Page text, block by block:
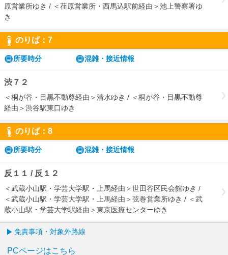
原営業所ゆき / ＜荏原営業所・西馬込駅前経由＞池上警察署ゆ
き
のりば： 7
7
所要時分 混雑・接近情報
渋７２
＜桐が谷・目黒不動尊経由＞清水ゆき / ＜桐が谷・目黒不動尊
経由＞渋谷駅東口ゆき
のりば： 8
8
所要時分 混雑・接近情報
反１１ / 反１２
＜武蔵小山駅・学芸大学駅・上馬経由＞世田谷区民会館ゆき /
＜武蔵小山駅・学芸大学駅・上馬経由＞弦巻営業所ゆき / ＜武
蔵小山駅・学芸大学駅経由＞東京医療センターゆき
免責事項・対象外路線
PCページはこちら